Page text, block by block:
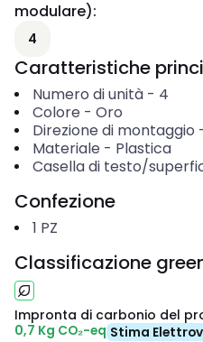
modulare):
4
Caratteristiche
Numero di unità- 4
Colore - Oro
Direzione di montaggio
Materiale - Plastica
Casella di testo/
Confezione
1 PZ
Classificazione
Impronta di carbonio del
0,7 Kg CO₂-eq Stima